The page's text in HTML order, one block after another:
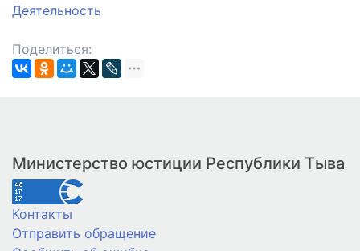
Деятельность
Поделиться:
Министерство юстиции Республики Тыва
Контакты
Отправить обращение